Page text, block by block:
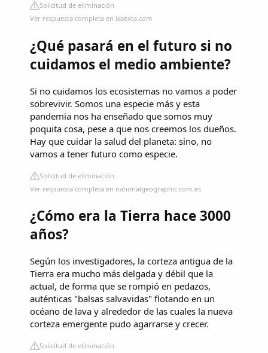
Solicitud de eliminación
Ver respuesta completa en lasexta.com
¿Qué pasará en el futuro si no
cuidamos el medio ambiente?
Si no cuidamos los ecosistemas no vamos a poder
sobrevivir. Somos una especie más y esta
pandemia nos ha enseñado que somos muy
poquita cosa, pese a que nos creemos los dueños.
Hay que cuidar la salud del planeta: sino, no
vamos a tener futuro como especie.
Solicitud de eliminación
Ver respuesta completa en nationalgeographic.com.es
¿Cómo era la Tierra hace 3000
años?
Según los investigadores, la corteza antigua de la
Tierra era mucho más delgada y débil que la
actual, de forma que se rompió en pedazos,
auténticas "balsas salvavidas" flotando en un
océano de lava y alrededor de las cuales la nueva
corteza emergente pudo agarrarse y crecer.
Solicitud de eliminación